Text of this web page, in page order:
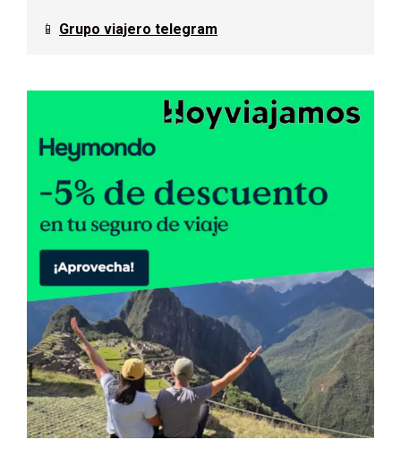
📱 Grupo viajero telegram